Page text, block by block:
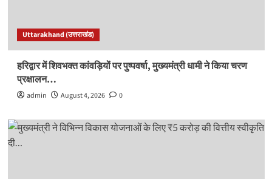
Uttarakhand (उत्तराखंड)
हरिद्वार में शिवभक्त कांवड़ियों पर पुष्पवर्षा, मुख्यमंत्री धामी ने किया चरण
प्रक्षालन…
admin August 4, 2026 0